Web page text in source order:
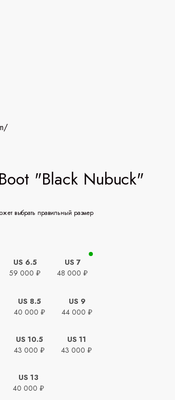
/
"Black Nubuck"
выбрать правильный размер
US 6.5
59 000 ₽
US 7
48 000 ₽
US 8.5
40 000 ₽
US 9
44 000 ₽
US 10.5
43 000 ₽
US 11
43 000 ₽
US 13
40 000 ₽